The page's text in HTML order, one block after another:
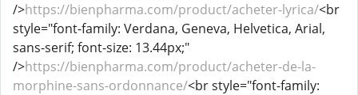
/>https://bienpharma.com/product/acheter-lyrica/<br
style="font-family: Verdana, Geneva, Helvetica, Arial,
sans-serif; font-size: 13.44px;"
/>https://bienpharma.com/product/acheter-de-la-
morphine-sans-ordonnance/<br style="font-family: